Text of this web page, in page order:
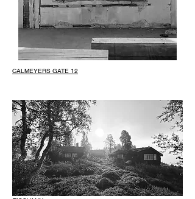
CALMEYERS GATE 12